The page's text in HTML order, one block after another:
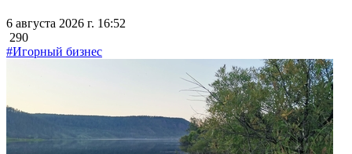
6 августа 2026 г. 16:52
290
#Игорный бизнес